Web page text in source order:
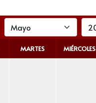
MARTES MIÉRCOLES